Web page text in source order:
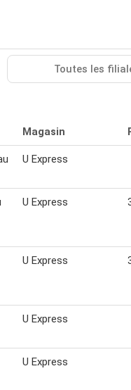
Toutes les
Magasin
U Express
U Express
U Express
U Express
U Express